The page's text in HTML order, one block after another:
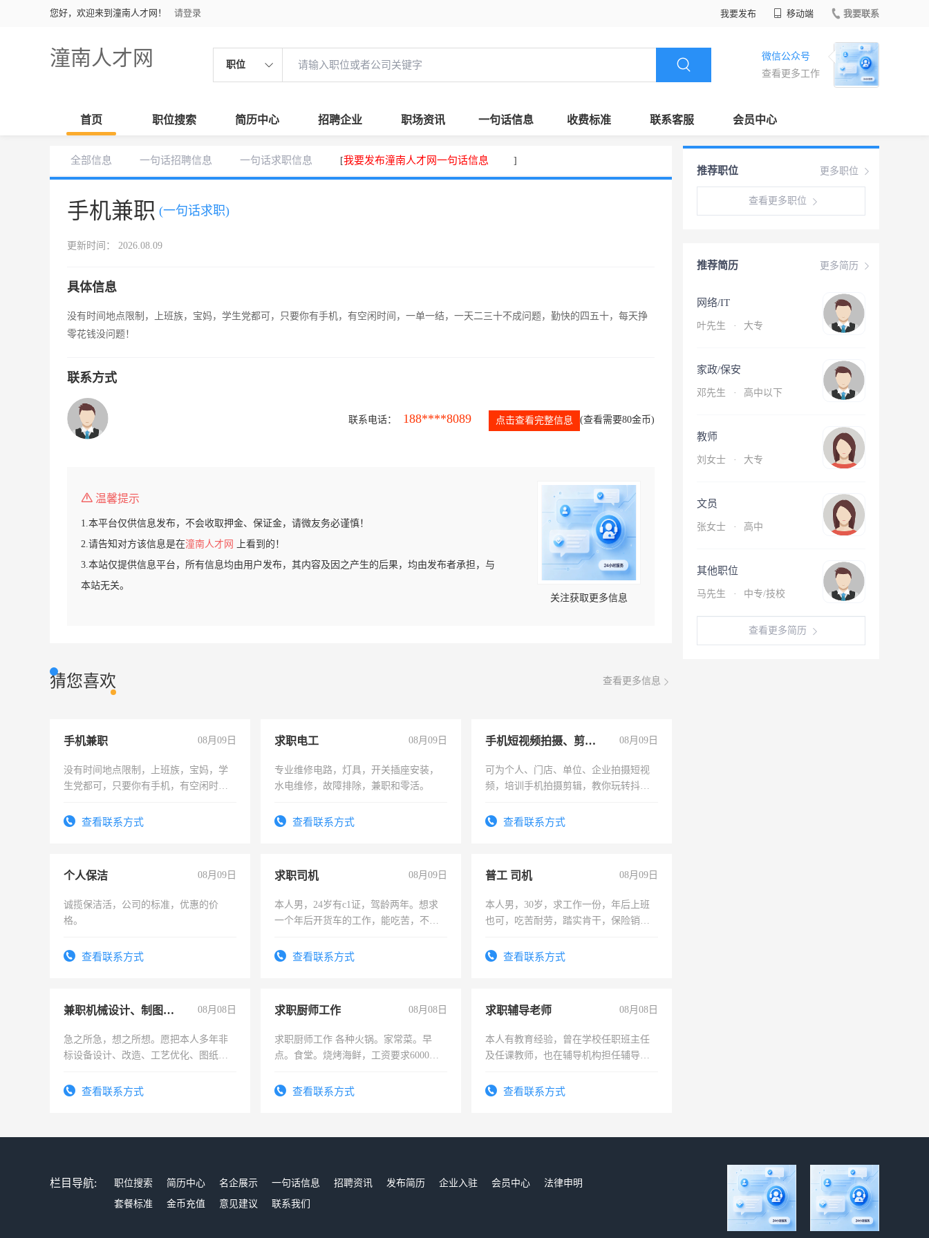
您好，欢迎来到潼南人才网！ 请登录 我要发布 移动端 我要联系
潼南人才网 职位
微信公众号
查看更多工作
首页 职位搜索 简历中心 招聘企业 职场资讯 一句话信息 收费标准 联系客服 会员中心
全部信息 一句话招聘信息 一句话求职信息 [我要发布潼南人才网一句话信息 ]
手机兼职 (一句话求职)
更新时间： 2026.08.09
具体信息
没有时间地点限制，上班族，宝妈，学生党都可，只要你有手机，有空闲时间，一单一结，一天二三十不成问题，勤快的四五十，每天挣
零花钱没问题！
联系方式
联系电话： 188****8089 点击查看完整信息 (查看需要80金币)
温馨提示
1.本平台仅供信息发布，不会收取押金、保证金，请微友务必谨慎！
2.请告知对方该信息是在潼南人才网
上看到的！
3.本站仅提供信息平台，所有信息均由用户发布，其内容及因之产生的后果，均由发布者承担，与
本站无关。
关注获取更多信息
猜您喜欢 查看更多信息
手机兼职 08月09日
没有时间地点限制，上班族，宝妈，学
生党都可，只要你有手机，有空闲时
勤快的四五十，每天挣零花钱没问题！
查看联系方式
求职电工 08月09日
专业维修电路，灯具，开关插座安装，
水电维修，故障排除，兼职和零活。
查看联系方式
手机短视频拍摄、剪辑、抖音快手 08月09日
可为个人、门店、单位、企业拍摄短视
频，培训手机拍摄剪辑，教你玩转抖音
频，培训手机拍摄剪辑，教你玩转抖
查看联系方式
个人保洁 08月09日
诚揽保洁活，公司的标准，优惠的价
格。
查看联系方式
求职司机 08月09日
本人男，24岁有c1证，驾龄两年。想求
一个年后开货车的工作，能吃苦，不怕
查看联系方式
普工 司机 08月09日
本人男，30岁，求工作一份，年后上班
也可，吃苦耐劳，踏实肯干，保险销售
查看联系方式
兼职机械设计、制图、设备改造 08月08日
急之所急，想之所想。愿把本人多年非
标设备设计、改造、工艺优化、图纸制
结识有识之士，共享未来。
查看联系方式
求职厨师工作 08月08日
求职厨师工作 各种火锅。家常菜。早
点。食堂。烧烤海鲜，工资要求6000以
查看联系方式
求职辅导老师 08月08日
本人有教育经验，曾在学校任职班主任
及任课教师，也在辅导机构担任辅导教
查看联系方式
更多职位
推荐职位
查看更多职位
更多简历
推荐简历
网络/IT
叶先生 · 大专
家政/保安
邓先生 · 高中以下
教师
刘女士 · 大专
文员
张女士 · 高中
其他职位
马先生 · 中专/技校
查看更多简历
栏目导航: 职位搜索 简历中心 名企展示 一句话信息 招聘资讯 发布简历 企业入驻 会员中心
法律申明
套餐标准
金币充值 意见建议 联系我们